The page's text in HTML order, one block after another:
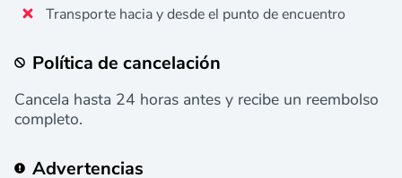
Transporte hacia y desde el punto de encuentro
Política de cancelación
Cancela hasta 24 horas antes y recibe un reembolso
completo.
Advertencias